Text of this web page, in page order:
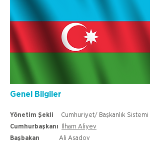
Genel Bilgiler
Yönetim Şekli Cumhuriyet/ Başkanlık Sistemi
Cumhurbaşkanı
İlham Aliyev
Başbakan Ali Asadov